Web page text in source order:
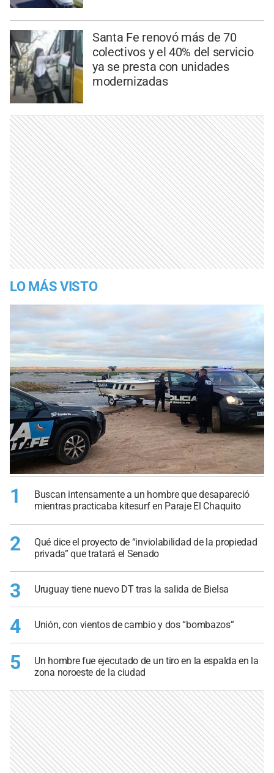
Santa Fe renovó más de 70
colectivos y el 40% del servicio
ya se presta con unidades
modernizadas
LO MÁS VISTO
1
Buscan intensamente a un hombre que desapareció
mientras practicaba kitesurf en Paraje El Chaquito
2
Qué dice el proyecto de “inviolabilidad de la propiedad
privada” que tratará el Senado
3 Uruguay tiene nuevo DT tras la salida de Bielsa
4 Unión, con vientos de cambio y dos “bombazos”
5
Un hombre fue ejecutado de un tiro en la espalda en la
zona noroeste de la ciudad